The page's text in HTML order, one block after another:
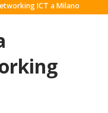
ICT a Milano